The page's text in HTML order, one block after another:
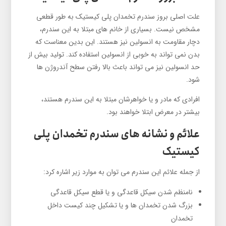
علت اصلی بروز سندرم تخمدان پلی کیستیک به طور قطعی
مشخص نیست. بسیاری از خانم های مبتلا به این سندرم،
دچار مقاومت به انسولین نیز هستند. این بدین معناست که
بدن نمی تواند به خوبی از انسولین استفاده کند. تولید بیش از
حد انسولین نیز می تواند باعث بالا رفتن سطح آندروژن ها
شود.
افرادی که مادر و یا خواهرشان مبتلا به این سندرم هستند،
بیشتر در معرض ابتلا خواهند بود.
علائم و نشانه های سندرم تخمدان پلی
کیستیک
از جمله علائم این سندرم می توان به موارد زیر اشاره کرد:
نامنظم شدن سیکل قاعدگی و یا قطع سیکل قاعدگی
بزرگ شدن تخمدان ها و یا تشکیل چند کیست داخل
تخمدان